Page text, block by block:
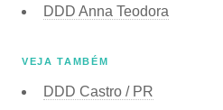
DDD Anna Teodora
VEJA TAMBÉM
DDD Castro / PR